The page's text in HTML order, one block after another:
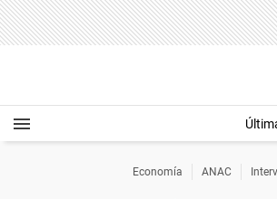
Economía ANAC